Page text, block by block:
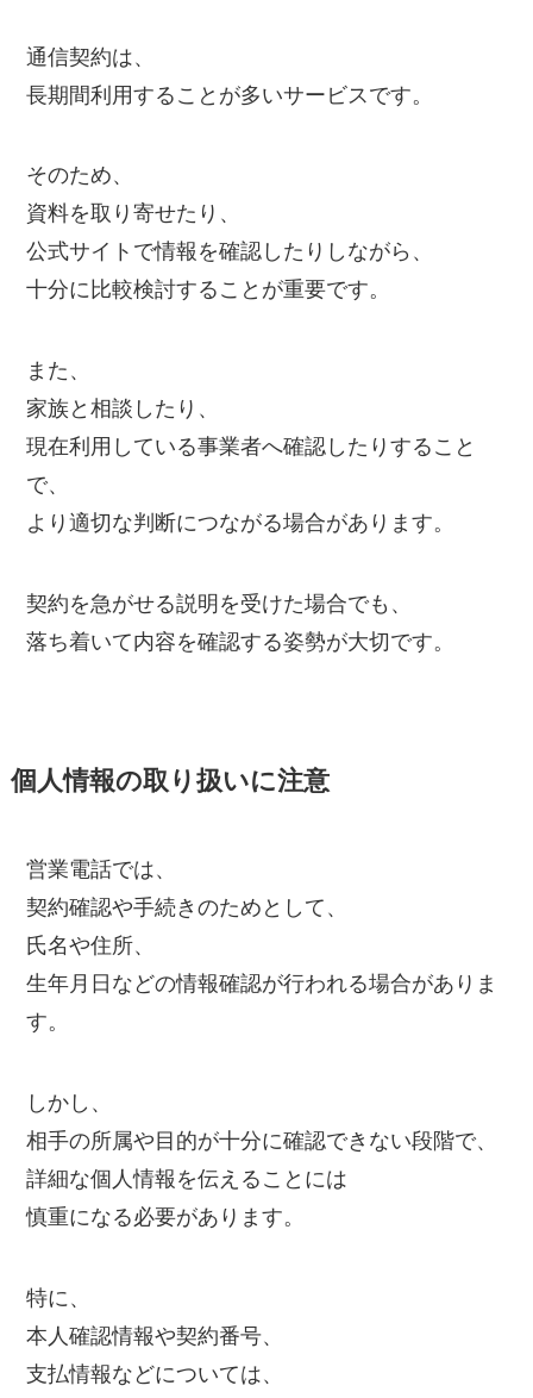
通信契約は、
長期間利用することが多いサービスです。
そのため、
資料を取り寄せたり、
公式サイトで情報を確認したりしながら、
十分に比較検討することが重要です。
また、
家族と相談したり、
現在利用している事業者へ確認したりすること
で、
より適切な判断につながる場合があります。
契約を急がせる説明を受けた場合でも、
落ち着いて内容を確認する姿勢が大切です。
個人情報の取り扱いに注意
営業電話では、
契約確認や手続きのためとして、
氏名や住所、
生年月日などの情報確認が行われる場合がありま
す。
しかし、
相手の所属や目的が十分に確認できない段階で、
詳細な個人情報を伝えることには
慎重になる必要があります。
特に、
本人確認情報や契約番号、
支払情報などについては、